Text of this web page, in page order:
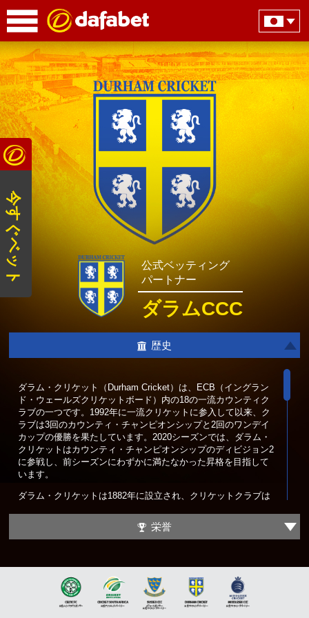
公式ベッティング
パートナー
ダラムCCC
歴史
ダラム・クリケット（Durham Cricket）は、ECB（イングラン
ド・ウェールズクリケットボード）内の18の一流カウンティク
ラブの一つです。1992年に一流クリケットに参入して以来、ク
ラブは3回のカウンティ・チャンピオンシップと2回のワンデイ
カップの優勝を果たしています。2020シーズンでは、ダラム・
クリケットはカウンティ・チャンピオンシップのディビジョン2
に参戦し、前シーズンにわずかに満たなかった昇格を目指して
います。
ダラム・クリケットは1882年に設立され、クリケットクラブは
ル・ストリートのエミレーツ・リバーサイドでクリケットを開
催しています。この有名なスタジアムは、いくつかの国際試合
ダラム・クリケットは、一流チームとして確立する前に、イン
グランドのマイナーカウンティとして前例のない成功を収めま
した。1976年から1982年にかけて、クリケットクラブは連勝記
栄誉
今すぐベット